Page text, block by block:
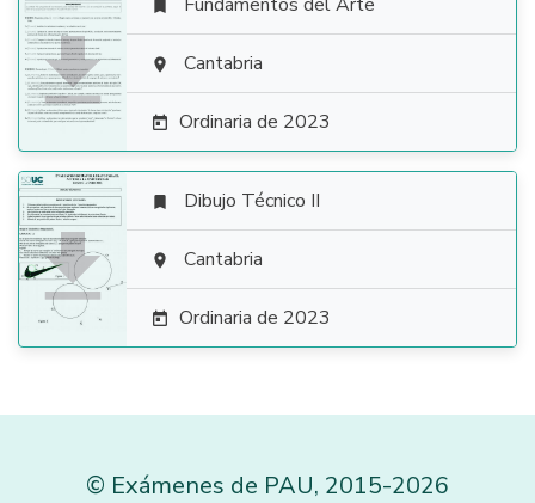


 Cantabria
 Ordinaria de 2023

 Dibujo Técnico II
 Cantabria
 Ordinaria de 2023
© Exámenes de PAU, 2015-2026